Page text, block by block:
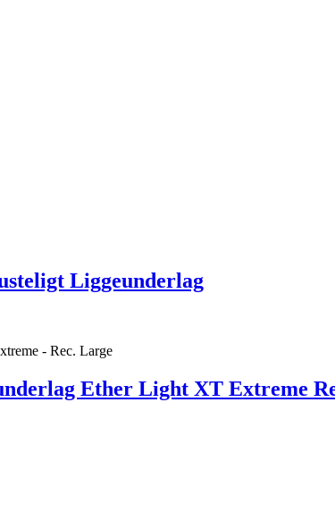
Liggeunderlag
Ether Light XT Extreme